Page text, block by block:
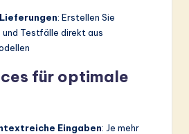
: Erstellen Sie
Testfälle direkt aus
für optimale
Eingaben: Je mehr